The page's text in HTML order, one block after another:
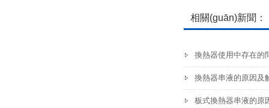
相關(guān)新聞：
換熱器使用中存在的
換熱器串液的原因及
板式換熱器串液的原